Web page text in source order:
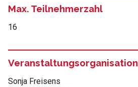
Max. Teilnehmerzahl
16
Veranstaltungsorganisation
Sonja Freisens